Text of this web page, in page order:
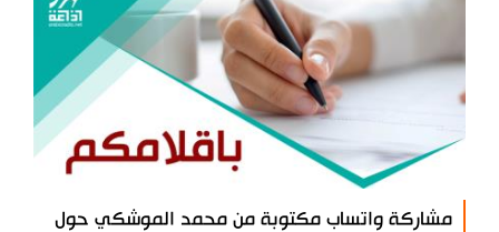
مشاركة واتساب مكتوبة من محمد الموشكي حول